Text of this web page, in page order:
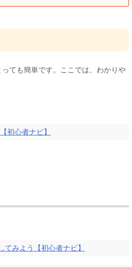
ても簡単です。ここでは、わかりや
初心者ナビ】
みよう【初心者ナビ】